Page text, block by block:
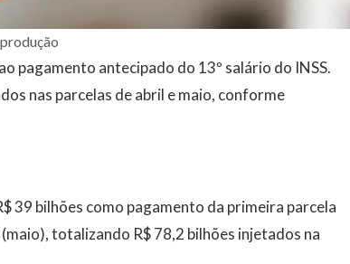
pagamento antecipado do 13º salário do INSS.
nas parcelas de abril e maio, conforme
39 bilhões como pagamento da primeira parcela
totalizando R$ 78,2 bilhões injetados na